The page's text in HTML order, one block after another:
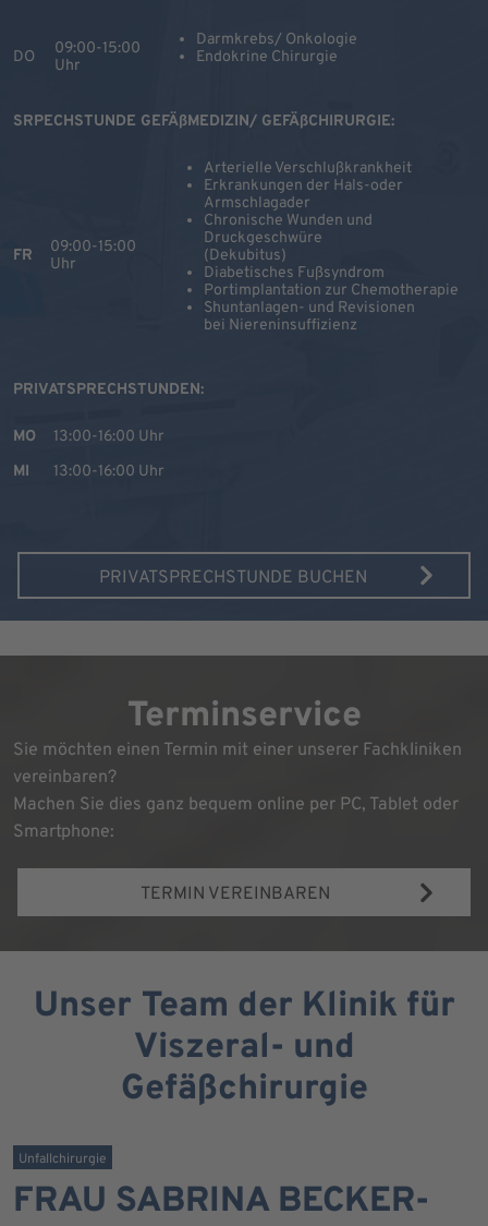
DO
09:00-15:00
Uhr
Darmkrebs/ Onkologie
Endokrine Chirurgie
SRPECHSTUNDE GEFÄßMEDIZIN/ GEFÄßCHIRURGIE:
FR
09:00-15:00
Uhr
Arterielle Verschlußkrankheit
Erkrankungen der Hals-oder
Armschlagader
Chronische Wunden und
Druckgeschwüre
(Dekubitus)
Diabetisches Fußsyndrom
Portimplantation zur Chemotherapie
Shuntanlagen- und Revisionen
bei Niereninsuffizienz
PRIVATSPRECHSTUNDEN:
MO
13:00-16:00 Uhr
MI
13:00-16:00 Uhr
PRIVATSPRECHSTUNDE BUCHEN
Terminservice
Sie möchten einen Termin mit einer unserer Fachkliniken
vereinbaren?
Machen Sie dies ganz bequem online per PC, Tablet oder
Smartphone:
TERMIN VEREINBAREN
Unser Team der Klinik für
Viszeral- und
Gefäßchirurgie
Unfallchirurgie
FRAU SABRINA BECKER-